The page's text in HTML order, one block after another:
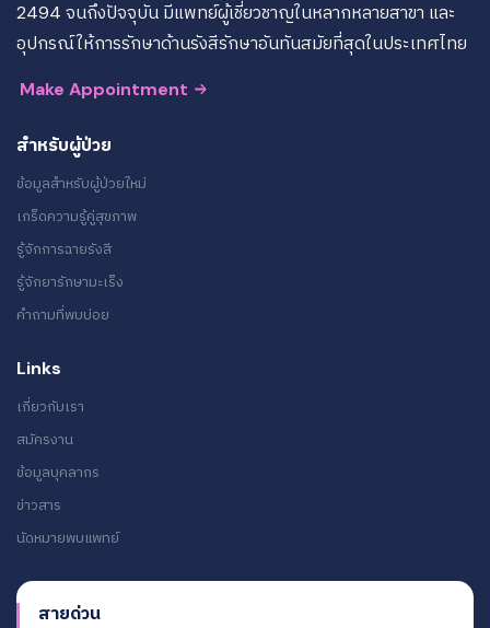
2494 จนถึงปัจจุบัน มีแพทย์ผู้เชี่ยวชาญในหลากหลายสาขา และ
อุปกรณ์ให้การรักษาด้านรังสีรักษาอันทันสมัยที่สุดในประเทศไทย
Make Appointment
สำหรับผู้ป่วย
ข้อมูลสำหรับผู้ป่วยใหม่
เกร็ดความรู้คู่สุขภาพ
รู้จักการฉายรังสี
รู้จักยารักษามะเร็ง
คำถามที่พบบ่อย
Links
เกี่ยวกับเรา
สมัครงาน
ข้อมูลบุคลากร
ข่าวสาร
นัดหมายพบแพทย์
สายด่วน